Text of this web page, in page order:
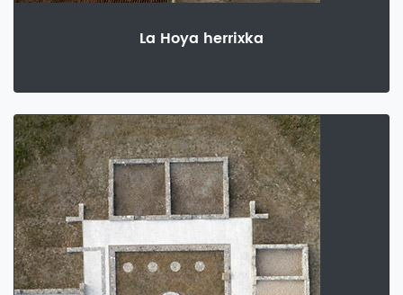
La Hoya herrixka